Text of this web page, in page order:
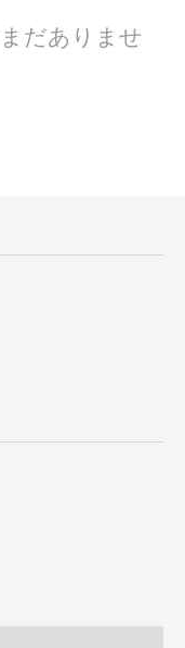
だありませ